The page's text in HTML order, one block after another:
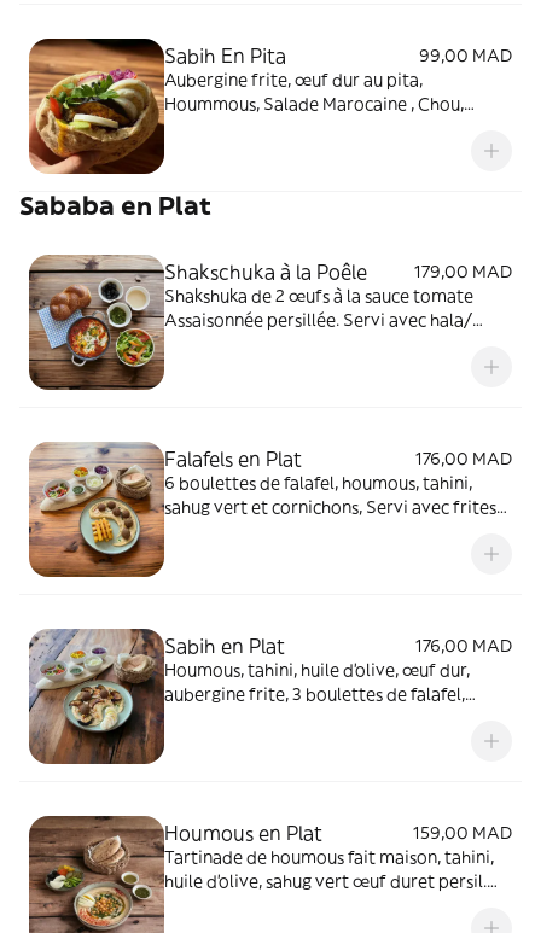
Sabih En Pita
99,00 MAD
Aubergine frite, œuf dur au pita,
Hoummous, Salade Marocaine , Chou,
Sababa en Plat
Shakschuka à la Poêle
179,00 MAD
Shakshuka de 2 œufs à la sauce tomate
Assaisonnée persillée. Servi avec hala/
Falafels en Plat
176,00 MAD
6 boulettes de falafel, houmous, tahini,
sahug vert et cornichons, Servi avec frites
Sabih en Plat
176,00 MAD
Houmous, tahini, huile d’olive, œuf dur,
aubergine frite, 3 boulettes de falafel,
Houmous en Plat
159,00 MAD
Tartinade de houmous fait maison, tahini,
huile d’olive, sahug vert œuf duret persil.